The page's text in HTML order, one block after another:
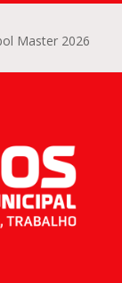
Master 2026